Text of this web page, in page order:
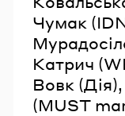
Чумак
Катрич
Вовк
(MUST